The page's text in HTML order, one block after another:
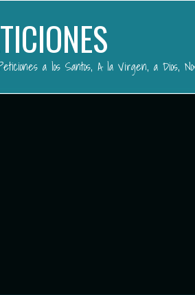
a los Santos, A la Virgen, a Dios,